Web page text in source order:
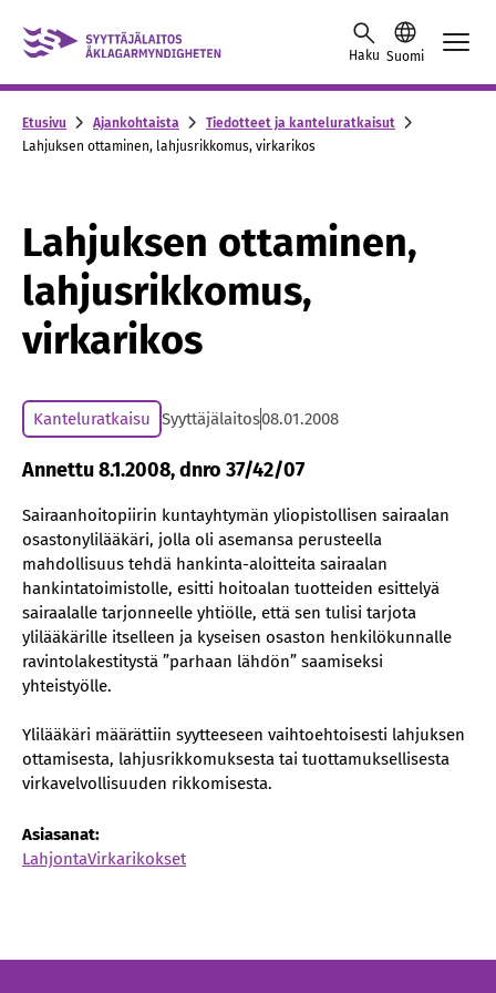
Skip to content -saavutettavuusohje
Haku Suomi
Etusivu Ajankohtaista
Tiedotteet ja kanteluratkaisut
Lahjuksen ottaminen, lahjusrikkomus, virkarikos
Lahjuksen ottaminen,
lahjusrikkomus,
virkarikos
Kanteluratkaisu Syyttäjälaitos08.01.2008
Annettu 8.1.2008, dnro 37/42/07
Sairaanhoitopiirin kuntayhtymän yliopistollisen sairaalan
osastonylilääkäri, jolla oli asemansa perusteella
mahdollisuus tehdä hankinta-aloitteita sairaalan
hankintatoimistolle, esitti hoitoalan tuotteiden esittelyä
sairaalalle tarjonneelle yhtiölle, että sen tulisi tarjota
ylilääkärille itselleen ja kyseisen osaston henkilökunnalle
ravintolakestitystä ”parhaan lähdön” saamiseksi
yhteistyölle.
Ylilääkäri määrättiin syytteeseen vaihtoehtoisesti lahjuksen
ottamisesta, lahjusrikkomuksesta tai tuottamuksellisesta
virkavelvollisuuden rikkomisesta.
Asiasanat:
LahjontaVirkarikokset